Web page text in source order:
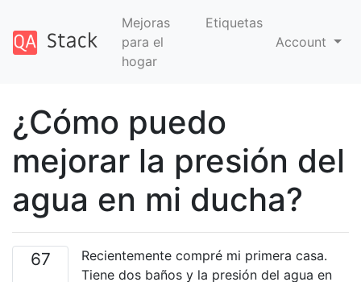
Mejoras
para el
hogar
Etiquetas
Account
¿Cómo puedo
mejorar la presión del
agua en mi ducha?
67
Recientemente compré mi primera casa.
Tiene dos baños y la presión del agua en